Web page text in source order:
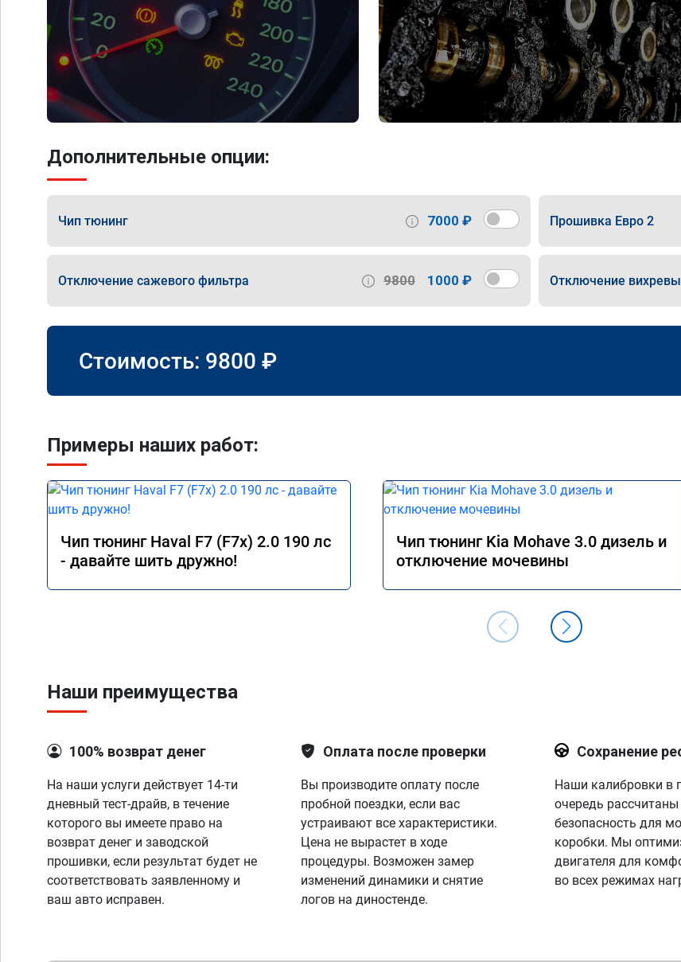
Дополнительные опции:
Чип тюнинг 7000 ₽ Прошивка Евро 2
Отключение сажевого фильтра 9800 1000 ₽ Отключение
Стоимость: 9800 ₽
Примеры наших работ:
Чип тюнинг Haval F7 (F7x) 2.0 190 лс
- давайте шить дружно!
Чип тюнинг Kia Mohave 3.0 дизель и
отключение мочевины
Наши преимущества
100% возврат денег
На наши услуги действует 14-ти
дневный тест-драйв, в течение
которого вы имеете право на
возврат денег и заводской
прошивки, если результат будет не
соответствовать заявленному и
ваш авто исправен.
Оплата после проверки
Вы производите оплату после
пробной поездки, если вас
устраивают все характеристики.
Цена не вырастет в ходе
процедуры. Возможен замер
изменений динамики и снятие
логов на диностенде.
Сохранение
Наши калибровки в
очередь рассчитаны
безопасность для
коробки. Мы
двигателя для
во всех режимах